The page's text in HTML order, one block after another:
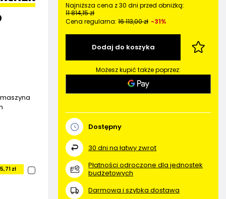
zł
Najniższa cena z 30 dni przed obniżką:
11 814,15 zł
Cena regularna:16 113,00 zł -31%
Dodaj do koszyka
Możesz kupić także poprzez:
Dostępny
30 dni na łatwy zwrot
Płatności odroczone dla jednostek
budżetowych
Darmowa i szybka dostawa